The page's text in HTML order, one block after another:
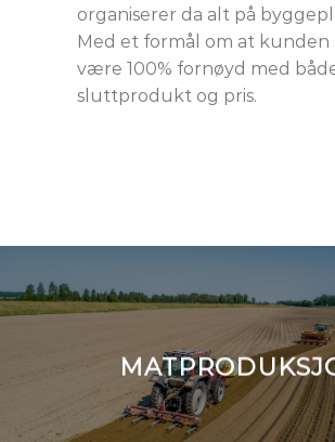
organiserer da alt på
Med et formål om at kunden
være 100% fornøyd med
sluttprodukt og pris.